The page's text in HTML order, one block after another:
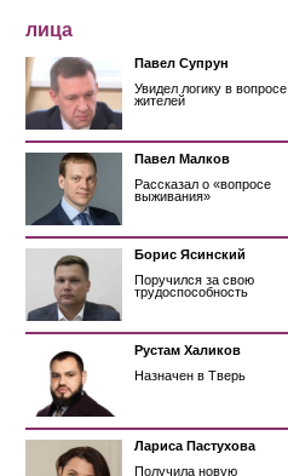
лица
Павел Супрун
Увидел логику в вопросе
жителей
Павел Малков
Рассказал о «вопросе
выживания»
Борис Ясинский
Поручился за свою
трудоспособность
Рустам Халиков
Назначен в Тверь
Лариса Пастухова
Получила новую